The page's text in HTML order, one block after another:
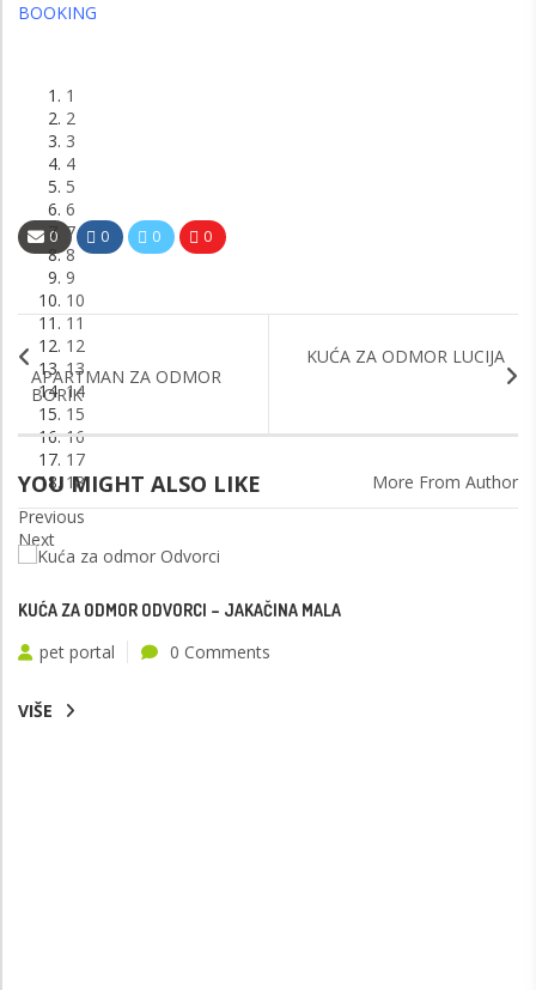
BOOKING
1
2
3
4
5
6
7
8
9
10
11
12
13
14
15
16
17
18
Previous
Next
0 0 0 0
APARTMAN ZA ODMOR
BORIK
KUĆA ZA ODMOR LUCIJA
YOU MIGHT ALSO LIKE More From Author
KUĆA ZA ODMOR ODVORCI – JAKAČINA MALA
pet portal 0 Comments
VIŠE